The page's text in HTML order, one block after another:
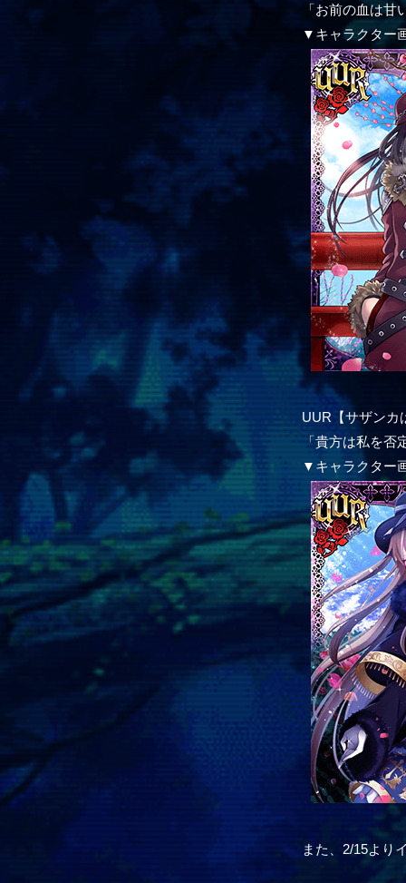
「お前の血は
▼キャラクター
UUR【サザンカ
「貴方は私を否
▼キャラクター
また、2/15より